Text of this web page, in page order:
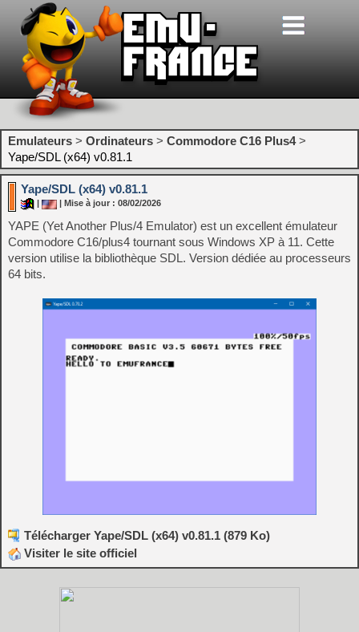
Emulateurs > Ordinateurs > Commodore C16 Plus4>
Yape/SDL (x64) v0.81.1
Yape/SDL (x64) v0.81.1
| Mise à jour : 08/02/2026
YAPE (Yet Another Plus/4 Emulator) est un excellent émulateur
Commodore C16/plus4 tournant sous Windows XP à 11. Cette
version utilise la bibliothèque SDL. Version dédiée au processeurs
64 bits.
Télécharger Yape/SDL (x64) v0.81.1 (879 Ko)
Visiter le site officiel